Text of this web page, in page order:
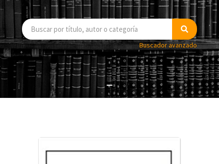
Buscador avanzado